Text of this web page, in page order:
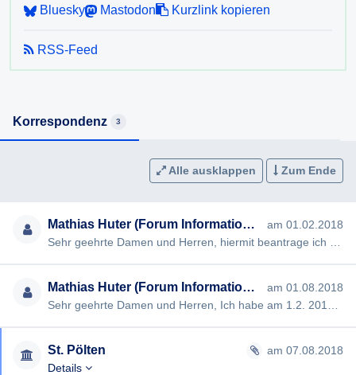
Bluesky
Mastodon Kurzlink kopieren
RSS-Feed
Korrespondenz 3
Alle ausklappen Zum Ende
Mathias Huter (Forum Informationsfreiheit)
am 01.02.2018
Mathias Huter (Forum Informationsfreiheit)
am 01.08.2018
St. Pölten
am 07.08.2018
Details